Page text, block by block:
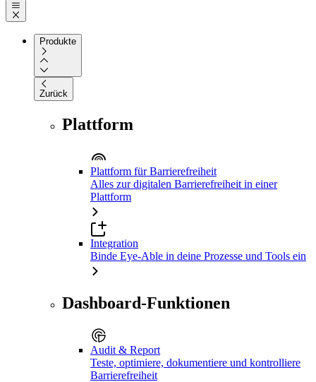
Produkte
Zurück
Plattform
Plattform für Barrierefreiheit
Alles zur digitalen Barrierefreiheit in einer
Plattform
Integration
Binde Eye-Able in deine Prozesse und Tools ein
Dashboard-Funktionen
Audit & Report
Teste, optimiere, dokumentiere und kontrolliere
Barrierefreiheit